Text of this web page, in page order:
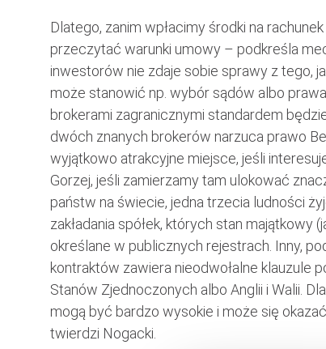
Dlatego, zanim wpłacimy środki na
przeczytać warunki umowy – podkreśla
inwestorów nie zdaje sobie sprawy z tego,
może stanowić np. wybór sądów albo
brokerami zagranicznymi standardem
dwóch znanych brokerów narzuca prawo
wyjątkowo atrakcyjne miejsce, jeśli
Gorzej, jeśli zamierzamy tam ulokować
państw na świecie, jedna trzecia ludności
zakładania spółek, których stan majątkowy
określane w publicznych rejestrach. Inny,
kontraktów zawiera nieodwołalne klauzule
Stanów Zjednoczonych albo Anglii i Walii.
mogą być bardzo wysokie i może się
twierdzi Nogacki.